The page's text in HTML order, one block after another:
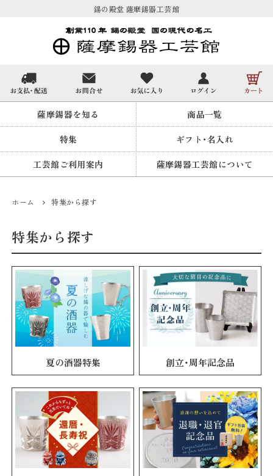
錫の殿堂 薩摩錫器工芸館
薩摩錫器を知る 商品一覧
特集 ギフト・名入れ
工芸館ご利用案内 薩摩錫器工芸館について
ホーム 特集から探す
特集から探す
夏の酒器特集 創立・周年記念品